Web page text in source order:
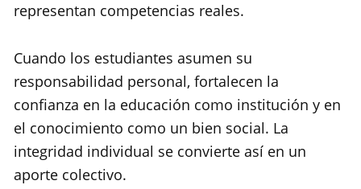
representan competencias reales.
Cuando los estudiantes asumen su
responsabilidad personal, fortalecen la
confianza en la educación como institución y en
el conocimiento como un bien social. La
integridad individual se convierte así en un
aporte colectivo.